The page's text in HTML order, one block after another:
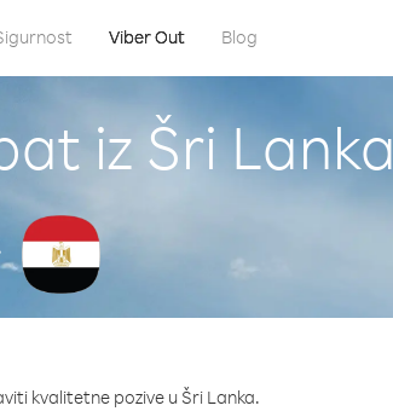
Viber Out Blog
iz Šri Lanka
kvalitetne pozive u Šri Lanka.